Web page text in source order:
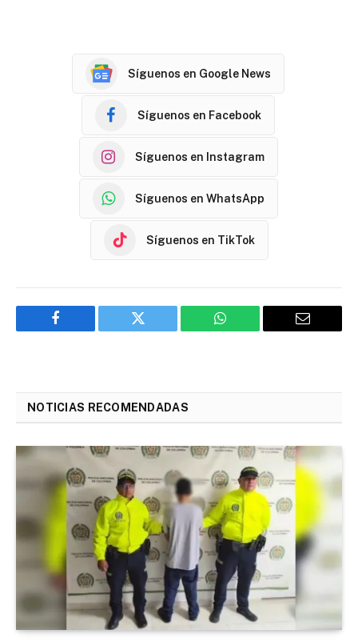
Síguenos en Google News
Síguenos en Facebook
Síguenos en Instagram
Síguenos en WhatsApp
Síguenos en TikTok
Facebook Twitter WhatsApp Email
NOTICIAS RECOMENDADAS